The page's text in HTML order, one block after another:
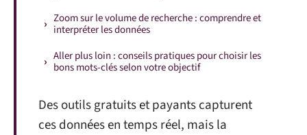
Zoom sur le volume de recherche : comprendre et
interpréter les données
Aller plus loin : conseils pratiques pour choisir les
bons mots-clés selon votre objectif
Des outils gratuits et payants capturent
ces données en temps réel, mais la